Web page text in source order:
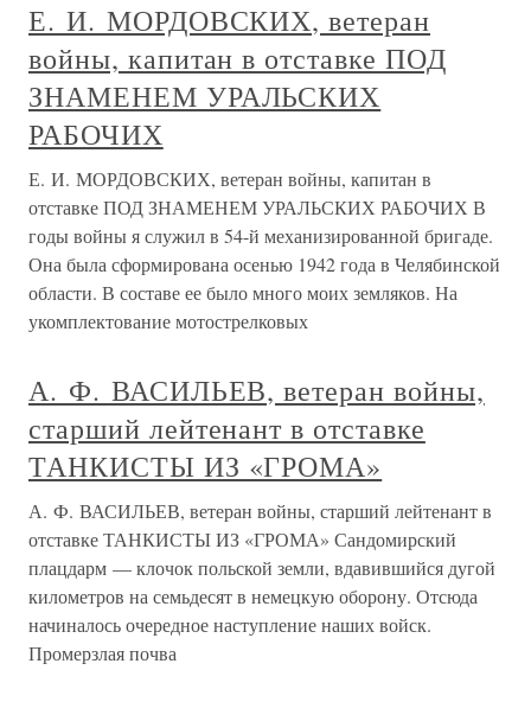
Е. И. МОРДОВСКИХ, ветеран
войны, капитан в отставке ПОД
ЗНАМЕНЕМ УРАЛЬСКИХ
РАБОЧИХ
Е. И. МОРДОВСКИХ, ветеран войны, капитан в
отставке ПОД ЗНАМЕНЕМ УРАЛЬСКИХ РАБОЧИХ В
годы войны я служил в 54-й механизированной бригаде.
Она была сформирована осенью 1942 года в Челябинской
области. В составе ее было много моих земляков. На
укомплектование мотострелковых
А. Ф. ВАСИЛЬЕВ, ветеран войны,
старший лейтенант в отставке
ТАНКИСТЫ ИЗ «ГРОМА»
А. Ф. ВАСИЛЬЕВ, ветеран войны, старший лейтенант в
отставке ТАНКИСТЫ ИЗ «ГРОМА» Сандомирский
плацдарм — клочок польской земли, вдавившийся дугой
километров на семьдесят в немецкую оборону. Отсюда
начиналось очередное наступление наших войск.
Промерзлая почва